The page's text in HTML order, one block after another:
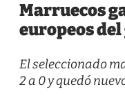
Marruecos
europeos del
El seleccionado
2 a 0 y quedó